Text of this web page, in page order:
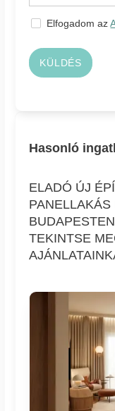
Elfogadom az
KÜLDÉS
Hasonló
ELADÓ ÚJ
TEKINTSE